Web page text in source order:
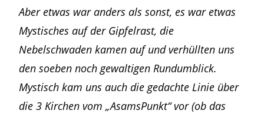
Aber etwas war anders als sonst, es war etwas
Mystisches auf der Gipfelrast, die
Nebelschwaden kamen auf und verhüllten uns
den soeben noch gewaltigen Rundumblick.
Mystisch kam uns auch die gedachte Linie über
die 3 Kirchen vom „AsamsPunkt“ vor (ob das